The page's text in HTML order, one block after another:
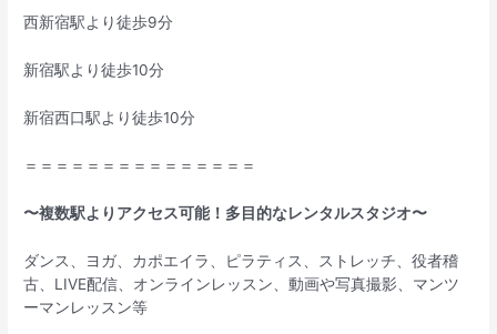
西新宿駅より徒歩9分
新宿駅より徒歩10分
新宿西口駅より徒歩10分
＝＝＝＝＝＝＝＝＝＝＝＝＝＝＝
〜複数駅よりアクセス可能！多目的なレンタルスタジオ〜
ダンス、ヨガ、カポエイラ、ピラティス、ストレッチ、役者稽
古、LIVE配信、オンラインレッスン、動画や写真撮影、マンツ
ーマンレッスン等